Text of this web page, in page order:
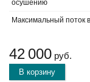
осушению
Максимальный поток
42 000 руб.
В корзину